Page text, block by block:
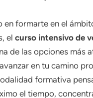
en formarte en el
elcurso intensivo de
de las opciones más
en tu camino
formativa
el tiempo,